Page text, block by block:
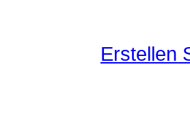
Erstellen